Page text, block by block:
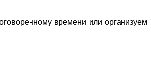
времени или организуем